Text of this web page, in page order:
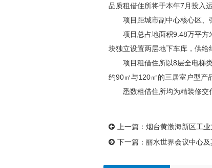
品质租借住所将于本年7月投入运
项目距城市副中心核心区、张
项目总占地面积9.48万平方米
块独立设置两层地下车库，供给
项目租借住所以8层全电梯类
约90㎡与120㎡的三居室户型产
悉数租借住所均为精装修交付
上一篇： 烟台黄渤海新区工业
下一篇： 丽水世界会议中心